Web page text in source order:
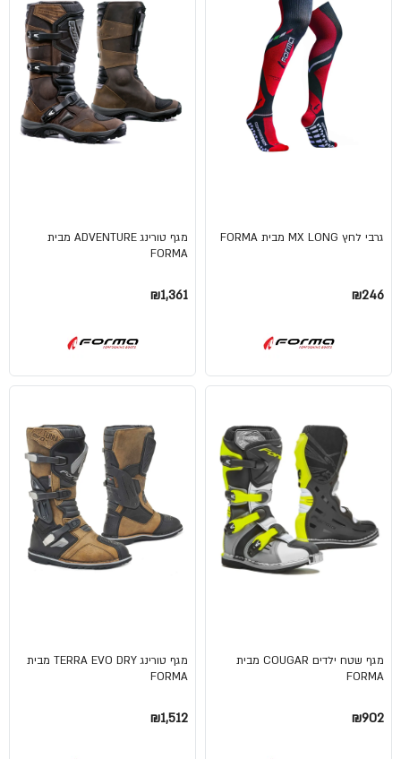
גרבי לחץ MX LONG מבית FORMA
₪246
מגף טורינג ADVENTURE מבית
FORMA
₪1,361
מגף שטח ילדים COUGAR מבית
FORMA
₪902
מגף טורינג TERRA EVO DRY מבית
FORMA
₪1,512